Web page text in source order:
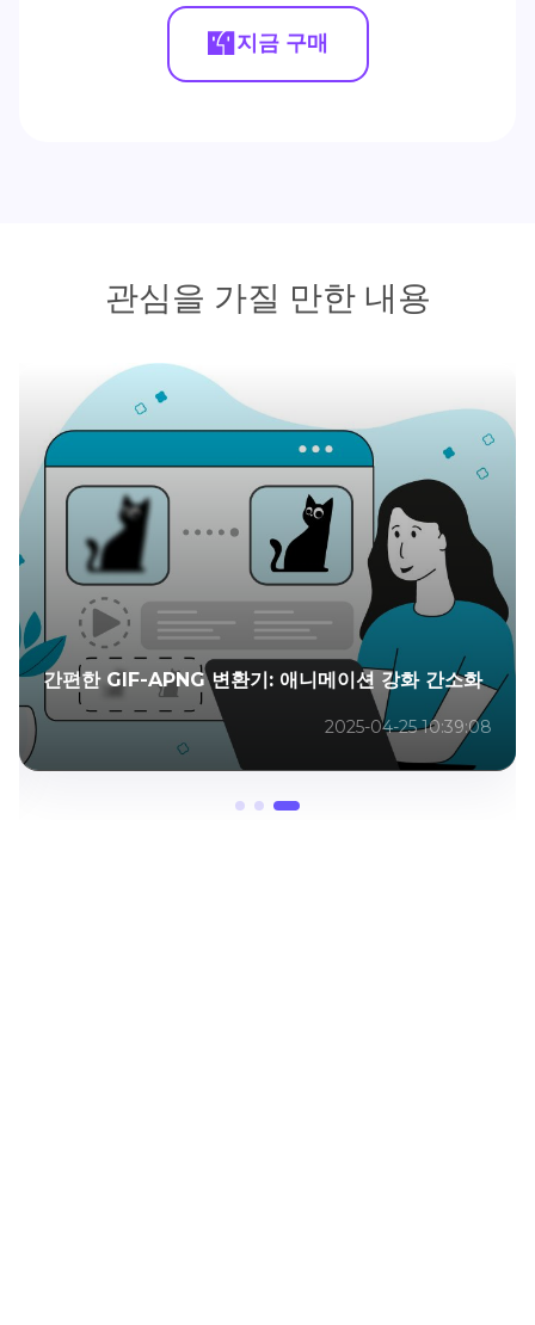
지금 구매
관심을 가질 만한 내용
간편한 GIF-APNG 변환기: 애니메이션 강화 간소화
2025-04-25 10:39:08